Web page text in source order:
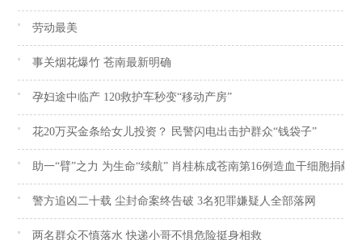
劳动最美
事关烟花爆竹 苍南最新明确
孕妇途中临产 120救护车秒变“移动产房”
花20万买金条给女儿投资？ 民警闪电出击护群众“钱袋子”
助一“臂”之力 为生命“续航” 肖桂栋成苍南第16例造血干细胞捐献
警方追凶二十载 尘封命案终告破 3名犯罪嫌疑人全部落网
两名群众不慎落水 快递小哥不惧危险挺身相救